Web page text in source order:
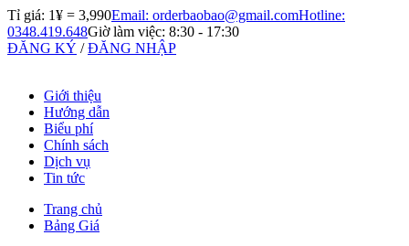
Tỉ giá: 1¥ = 3,990Email: orderbaobao@gmail.comHotline:
0348.419.648Giờ làm việc: 8:30 - 17:30
ĐĂNG KÝ /ĐĂNG NHẬP
Giới thiệu
Hướng dẫn
Biểu phí
Chính sách
Dịch vụ
Tin tức
Trang chủ
Bảng Giá